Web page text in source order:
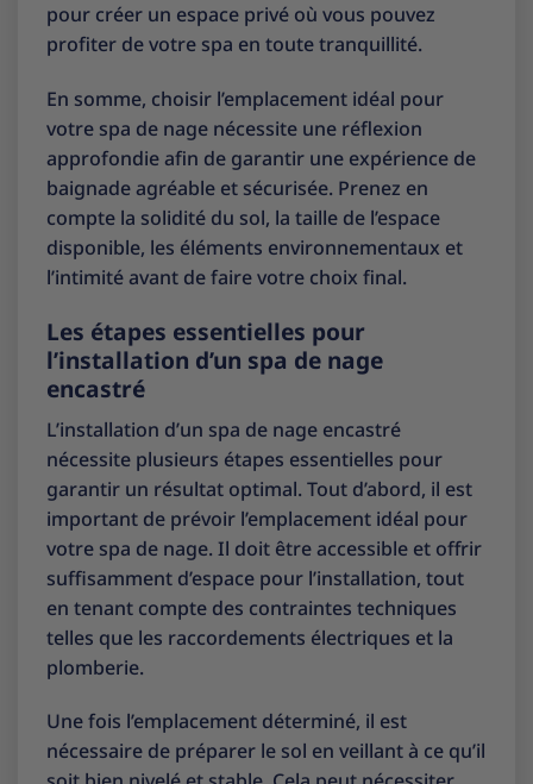
pour créer un espace privé où vous pouvez
profiter de votre spa en toute tranquillité.
En somme, choisir l’emplacement idéal pour
votre spa de nage nécessite une réflexion
approfondie afin de garantir une expérience de
baignade agréable et sécurisée. Prenez en
compte la solidité du sol, la taille de l’espace
disponible, les éléments environnementaux et
l’intimité avant de faire votre choix final.
Les étapes essentielles pour
l’installation d’un spa de nage
encastré
L’installation d’un spa de nage encastré
nécessite plusieurs étapes essentielles pour
garantir un résultat optimal. Tout d’abord, il est
important de prévoir l’emplacement idéal pour
votre spa de nage. Il doit être accessible et offrir
suffisamment d’espace pour l’installation, tout
en tenant compte des contraintes techniques
telles que les raccordements électriques et la
plomberie.
Une fois l’emplacement déterminé, il est
nécessaire de préparer le sol en veillant à ce qu’il